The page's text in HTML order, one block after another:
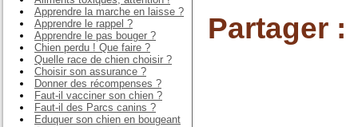
Apprendre la marche en laisse ?
Apprendre le rappel ?
Apprendre le pas bouger ?
Chien perdu ! Que faire ?
Quelle race de chien choisir ?
Choisir son assurance ?
Donner des récompenses ?
Faut-il vacciner son chien ?
Faut-il des Parcs canins ?
Eduquer son chien en bougeant
Partager :